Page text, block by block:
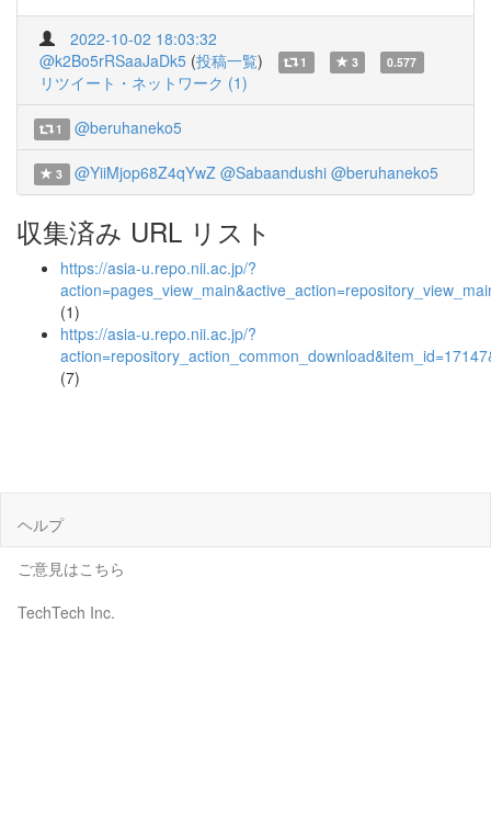
2022-10-02 18:03:32
@k2Bo5rRSaaJaDk5 (投稿一覧) 1 3 0.577
リツイート・ネットワーク (1)
1 @beruhaneko5
3 @YiiMjop68Z4qYwZ @Sabaandushi @beruhaneko5
収集済み URL リスト
https://asia-u.repo.nii.ac.jp/?
(1)
https://asia-u.repo.nii.ac.jp/?
(7)
ヘルプ
ご意見はこちら
TechTech Inc.